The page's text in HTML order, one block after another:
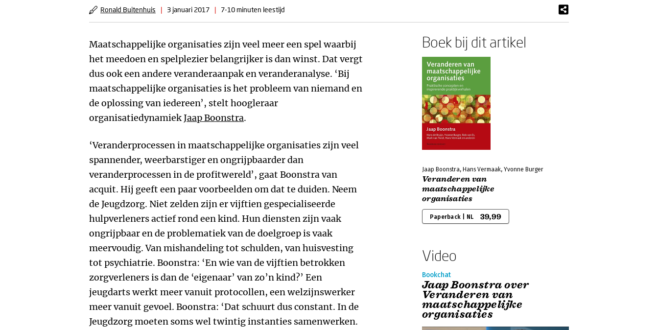
Ronald Buitenhuis | 3 januari 2017 | 7-10 minuten leestijd
Maatschappelijke organisaties zijn veel meer een spel waarbij
het meedoen en spelplezier belangrijker is dan winst. Dat vergt
dus ook een andere veranderaanpak en veranderanalyse. ‘Bij
maatschappelijke organisaties is het probleem van niemand en
de oplossing van iedereen’, stelt hoogleraar
organisatiedynamiekJaap Boonstra.
‘Veranderprocessen in maatschappelijke organisaties zijn veel
spannender, weerbarstiger en ongrijpbaarder dan
veranderprocessen in de profitwereld’, gaat Boonstra van
acquit. Hij geeft een paar voorbeelden om dat te duiden. Neem
de Jeugdzorg. Niet zelden zijn er vijftien gespecialiseerde
hulpverleners actief rond een kind. Hun diensten zijn vaak
ongrijpbaar en de problematiek van de doelgroep is vaak
meervoudig. Van mishandeling tot schulden, van huisvesting
tot psychiatrie. Boonstra: ‘En wie van de vijftien betrokken
zorgverleners is dan de ‘eigenaar’ van zo’n kind?’ Een
jeugdarts werkt meer vanuit protocollen, een welzijnswerker
meer vanuit gevoel. Boonstra: ‘Dat schuurt dus constant. In de
Jeugdzorg moeten soms wel twintig instanties samenwerken.
Boek bij dit artikel
Jaap Boonstra, Hans Vermaak, Yvonne Burger
Veranderen van
maatschappelijke
organisaties
Paperback | NL 39,99
Video
Bookchat
Jaap Boonstra over
Veranderen van
maatschappelijke
organisaties